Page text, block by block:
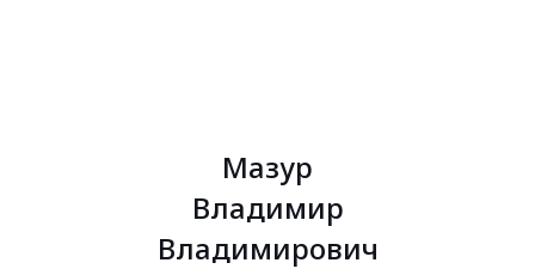
Мазур
Владимир
Владимирович